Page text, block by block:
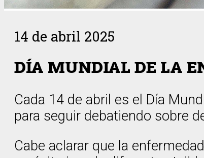
14 de abril 2025
DÍA MUNDIAL DE LA
Cada 14 de abril es el Día
para seguir debatiendo sobre
Cabe aclarar que la